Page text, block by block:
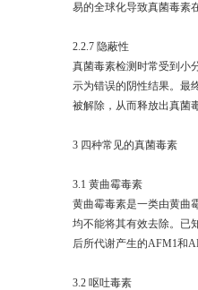
易的全球化导致真菌毒素
2.2.7 隐蔽性
真菌毒素检测时常受到小
示为错误的阴性结果。最
被解除，从而释放出真菌
3 四种常见的真菌毒素
3.1 黄曲霉毒素
黄曲霉毒素是一类由黄曲
均不能将其有效去除。已
后所代谢产生的AFM1和
3.2 呕吐毒素